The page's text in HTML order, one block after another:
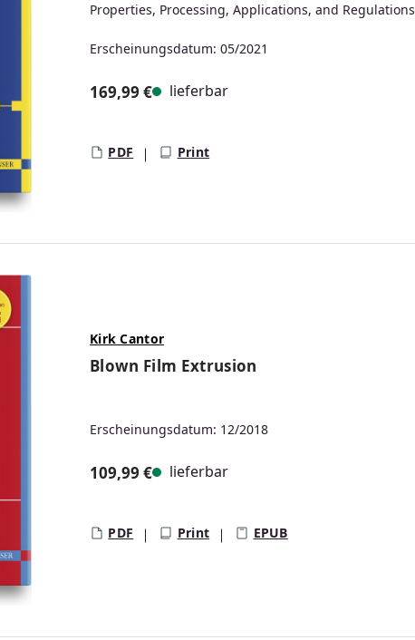
Properties, Processing, Applications, and Regulations
Erscheinungsdatum: 05/2021
169,99 € lieferbar
PDF Print
Kirk Cantor
Blown Film Extrusion
Erscheinungsdatum: 12/2018
109,99 € lieferbar
PDF Print EPUB